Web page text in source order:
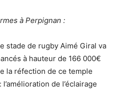
à Perpignan :
stade de rugby Aimé Giral va
à hauteur de 166 000€
la réfection de ce temple
de l’éclairage